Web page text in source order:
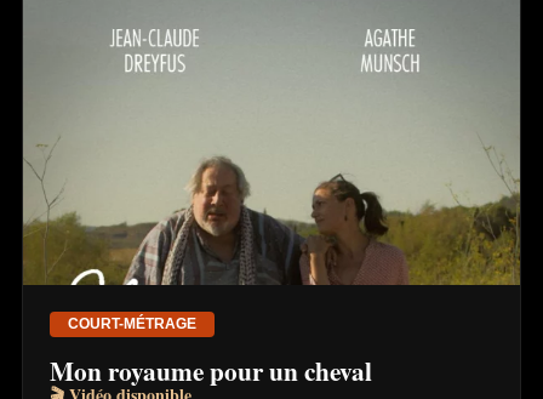
COURT-MÉTRAGE
Mon royaume pour un cheval